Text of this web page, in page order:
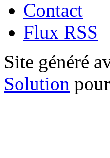
Contact
Flux RSS
Site généré
Solution